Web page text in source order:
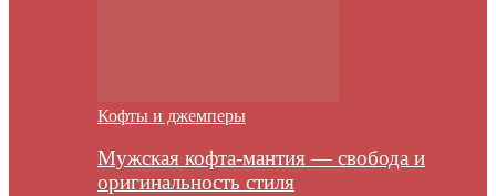
Кофты и джемперы
Мужская кофта-мантия — свобода и
оригинальность стиля